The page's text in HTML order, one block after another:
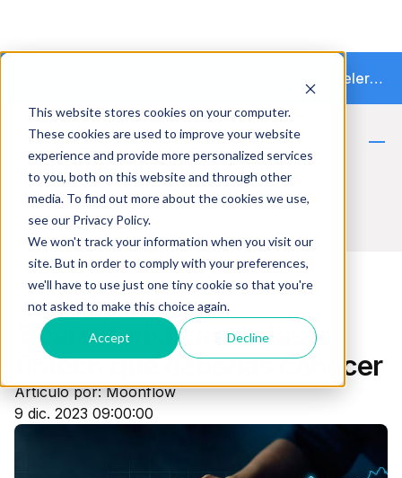
This website stores cookies on your computer.
These cookies are used to improve your website
experience and provide more personalized services
to you, both on this website and through other
media. To find out more about the cookies we use,
see our Privacy Policy.
We won't track your information when you visit our
site. But in order to comply with your preferences,
we'll have to use just one tiny cookie so that you're
not asked to make this choice again.
Accept Decline
Moonflow supera los $4M en financiamiento y acelera la transición hacia la cobranza autónoma
Blog de cobranzas - Perú
Fintech
5 características de las
fintech que deberías conocer
Artículo por: Moonflow
9 dic. 2023 09:00:00